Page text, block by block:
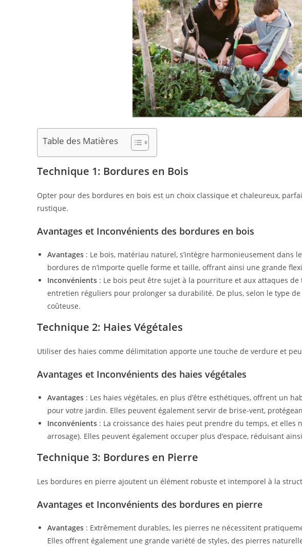
Table des Matières
Technique 1: Bordures en Bois
Opter pour des bordures en bois est un choix classique et chaleureux,
rustique.
Avantages et Inconvénients des bordures en bois
Avantages : Le bois, matériau naturel, s’intègre harmonieusement dans
bordures de n’importe quelle forme et taille, offrant ainsi une grande
Inconvénients : Le bois peut être sujet à la pourriture et aux attaques
entretien réguliers pour prolonger sa durabilité. De plus, selon le type de
coûteuse.
Technique 2: Haies Végétales
Utiliser des haies comme délimitation apporte une touche de verdure et
Avantages et Inconvénients des haies végétales
Avantages : Les haies végétales, en plus d’être esthétiques, offrent un
pour votre jardin. Elles peuvent également servir de brise-vent,
Inconvénients : La croissance des haies peut prendre du temps, et
arrosage). Elles peuvent également occuper plus d’espace, réduisant
Technique 3: Bordures en Pierre
Les bordures en pierre ajoutent un élément robuste et intemporel à la
Avantages et Inconvénients des bordures en pierre
Avantages : Extrêmement durables, les pierres ne nécessitent
Elles offrent également une grande variété de styles, des pierres